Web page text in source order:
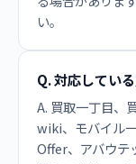
い。
Q. 対応してい
A. 買取一丁目、
wiki、モバイル
Offer、アバウテ